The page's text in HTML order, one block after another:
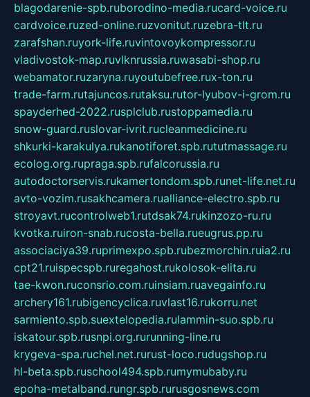
blagodarenie-spb.ruborodino-media.rucard-voice.ru
cardvoice.ruzed-online.ruzvonitut.ruzebra-tlt.ru
zarafshan.ruyork-life.ruvintovoykompressor.ru
vladivostok-map.ruvlknrussia.ruwasabi-shop.ru
webamator.ruzaryna.ruyoutubefree.rux-ton.ru
trade-farm.rutajuncos.rutaksu.rutor-lyubov-i-grom.ru
spayderhed-2022.rusplclub.rustoppamedia.ru
snow-guard.ruslovar-ivrit.rucleanmedicine.ru
shkurki-karakulya.rukanotiforet.spb.rututmassage.ru
ecolog.org.rupraga.spb.rufalcorussia.ru
autodoctorservis.rukamertondom.spb.runet-life.net.ru
avto-vozim.rusakhcamera.rualliance-electro.spb.ru
stroyavt.rucontrolweb1.rutdsak74.rukinzozo-ru.ru
kvotka.ruiron-snab.rucosta-bella.rueugrus.pp.ru
associaciya39.ruprimexpo.spb.rubezmorchin.ruia2.ru
cpt21.ruispecspb.ruregahost.rukolosok-elita.ru
tae-kwon.ruconsrio.com.ruinsiam.ruavegainfo.ru
archery161.rubigencyclica.ruvlast16.rukorru.net
sarmiento.spb.suextelopedia.rulammin-suo.spb.ru
iskatour.spb.rusnpi.org.rurunning-line.ru
krygeva-spa.ruchel.net.rurust-loco.rudugshop.ru
hl-beta.spb.ruschool494.spb.rumymubaby.ru
epoha-metalband.rungr.spb.rurusgosnews.com